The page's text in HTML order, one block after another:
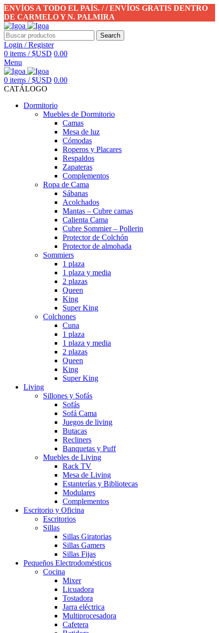
ENVÍOS A TODO EL PAÍS. / / ENVÍOS GRATIS DENTRO
DE CARMELO Y N. PALMIRA
Search
Login / Register
0 items / $USD 0.00
Menu
0 items / $USD 0.00
CATÁLOGO
Dormitorio
Muebles de Dormitorio
Camas
Mesa de luz
Cómodas
Roperos y Placares
Respaldos
Zapateras
Complementos
Ropa de Cama
Sábanas
Acolchados
Mantas – Cubre camas
Calienta Cama
Cubre Sommier – Pollerin
Protector de Colchón
Protector de almohada
Sommiers
1 plaza
1 plaza y media
2 plazas
Queen
King
Super King
Colchones
Cuna
1 plaza
1 plaza y media
2 plazas
Queen
King
Super King
Living
Sillones y Sofás
Sofás
Sofá Cama
Juegos de living
Butacas
Recliners
Banquetas y Puff
Muebles de Living
Rack TV
Mesa de Living
Estanterías y Bibliotecas
Modulares
Complementos
Escritorio y Oficina
Escritorios
Sillas
Sillas Giratorias
Sillas Gamers
Sillas Fijas
Pequeños Electrodomésticos
Cocina
Mixer
Licuadora
Tostadora
Jarra eléctrica
Multiprocesadora
Cafetera